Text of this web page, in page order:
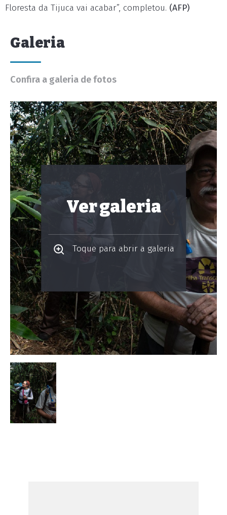
Floresta da Tijuca vai acabar”, completou. (AFP)
Galeria
Confira a galeria de fotos
Ver galeria
Toque para abrir a galeria